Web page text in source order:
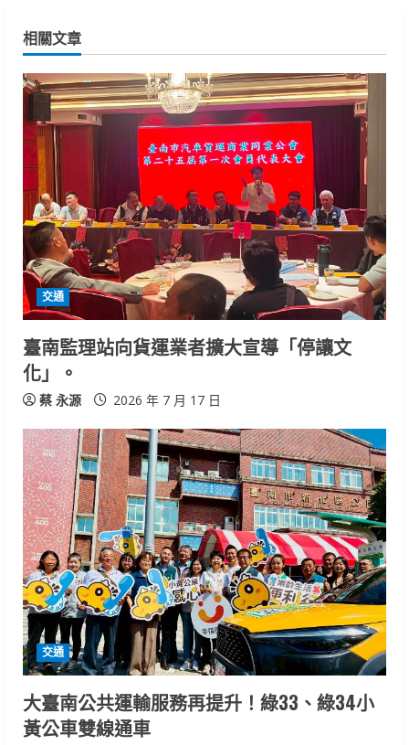
i
n
u
e
R
e
a
d
i
n
g
相關文章
交通
臺南監理站向貨運業者擴大宣導「停讓文
化」。
蔡 永源 2026 年 7 月 17 日
交通
大臺南公共運輸服務再提升！綠33、綠34小
黃公車雙線通車